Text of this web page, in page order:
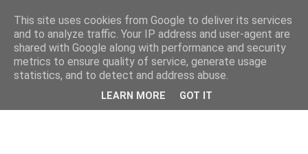
This site uses cookies from Google to deliver its services
and to analyze traffic. Your IP address and user-agent are
shared with Google along with performance and security
metrics to ensure quality of service, generate usage
statistics, and to detect and address abuse.
LEARN MORE GOT IT